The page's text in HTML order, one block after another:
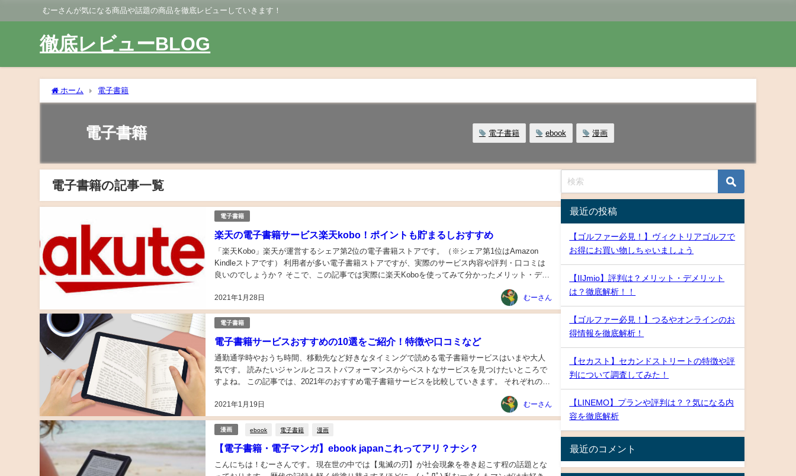
むーさんが気になる商品や話題の商品を徹底レビューしていきます！
徹底レビューBLOG
ホーム 電子書籍
電子書籍 電子書籍 ebook 漫画
電子書籍の記事一覧
電子書籍
楽天の電子書籍サービス楽天kobo！ポイントも貯まるしおすすめ
2021年1月28日
「楽天Kobo」楽天が運営するシェア第2位の電子書籍ストアです。（※シェア第1位はAmazon
Kindleストアです） 利用者が多い電子書籍ストアですが、実際のサービス内容や評判・口コミは
良いのでしょうか？ そこで、この記事では実際に楽天Koboを使ってみて分かったメリット・デメ
むーさん
電子書籍
電子書籍サービスおすすめの10選をご紹介！特徴や口コミなど
2021年1月19日
通勤通学時やおうち時間、移動先など好きなタイミングで読める電子書籍サービスはいまや大人
気です。 読みたいジャンルとコストパフォーマンスからベストなサービスを見つけたいところで
すよね。 この記事では、2021年のおすすめ電子書籍サービスを比較していきます。 それぞれのサ
むーさん
漫画 ebook 電子書籍 漫画
【電子書籍・電子マンガ】ebook japanこれってアリ？ナシ？
こんにちは！むーさんです。 現在世の中では【鬼滅の刃】が社会現象を巻き起こす程の話題とな
最近の投稿
【ゴルファー必見！】ヴィクトリアゴルフで
お得にお買い物しちゃいましょう
【IIJmio】評判は？メリット・デメリット
は？徹底解析！！
【ゴルファー必見！】つるやオンラインのお
得情報を徹底解析！
【セカスト】セカンドストリートの特徴や評
判について調査してみた！
【LINEMO】プランや評判は？？気になる内
容を徹底解析
最近のコメント